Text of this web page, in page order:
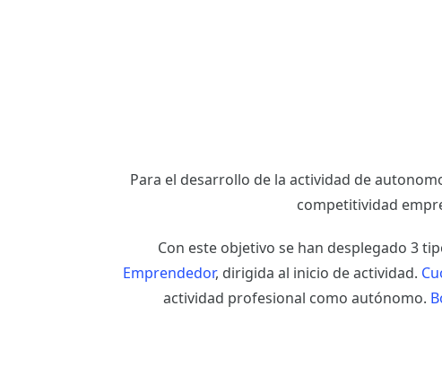
Para el desarrollo de la actividad de
competitividad
Con este objetivo se han desplegado 3
Emprendedor, dirigida al inicio de actividad.
actividad profesional como autónomo.